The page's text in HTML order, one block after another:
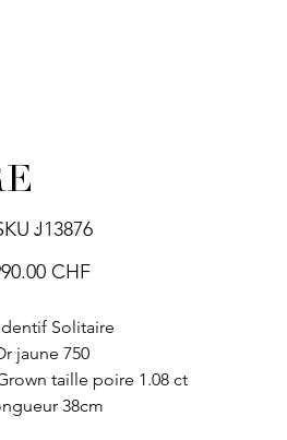
:SKU
J13876
J13876
CHF
Solitaire
jaune 750
taille poire 1.08 ct
38cm